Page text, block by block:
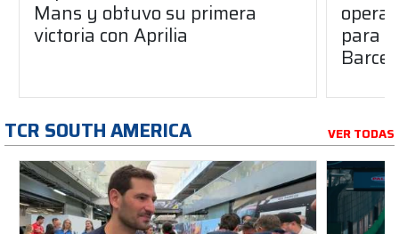
Mans y obtuvo su primera
victoria con Aprilia para
TCR SOUTH AMERICA VER TODAS